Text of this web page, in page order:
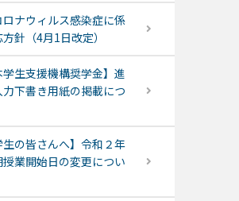
ナウィルス感染症に係
針（4月1日改定）
学生支援機構奨学金】進
下書き用紙の掲載につ
生の皆さんへ】令和２年
業開始日の変更につい